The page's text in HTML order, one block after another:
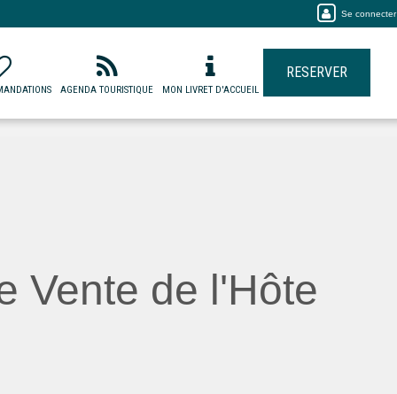
Se connecter
AGENDA TOURISTIQUE MON LIVRET D'ACCUEIL
RESERVER
Vente de l'Hôte